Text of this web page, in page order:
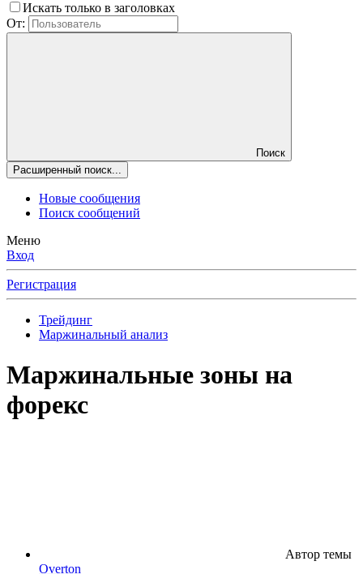
Искать только в заголовках
От:
Поиск
Расширенный поиск...
Новые сообщения
Поиск сообщений
Меню
Вход
Регистрация
Трейдинг
Маржинальный анализ
Маржинальные зоны на
форекс
Автор темы
Overton